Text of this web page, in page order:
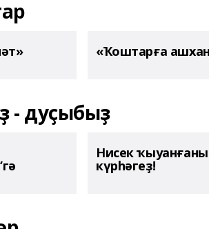
«Ҡоштарға
- дуҫыбыҙ
Нисек
күрһәгеҙ!